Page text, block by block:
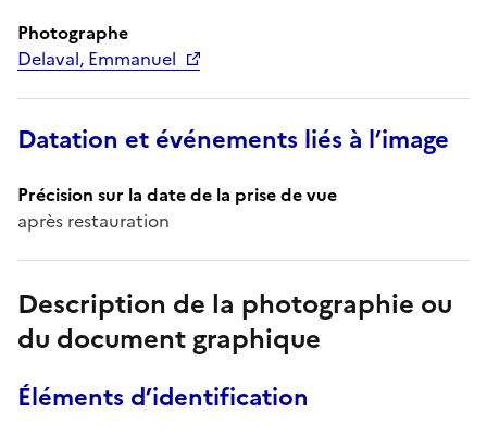
Photographe
Delaval, Emmanuel
Datation et événements liés à l’image
Précision sur la date de la prise de vue
après restauration
Description de la photographie ou
du document graphique
Éléments d’identification